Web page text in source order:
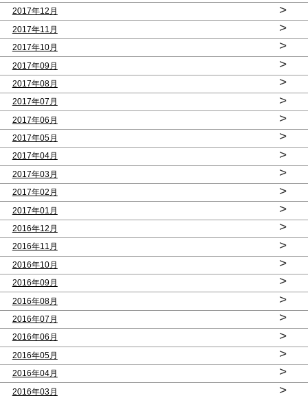
2017年12月 >
2017年11月 >
2017年10月 >
2017年09月 >
2017年08月 >
2017年07月 >
2017年06月 >
2017年05月 >
2017年04月 >
2017年03月 >
2017年02月 >
2017年01月 >
2016年12月 >
2016年11月 >
2016年10月 >
2016年09月 >
2016年08月 >
2016年07月 >
2016年06月 >
2016年05月 >
2016年04月 >
2016年03月 >